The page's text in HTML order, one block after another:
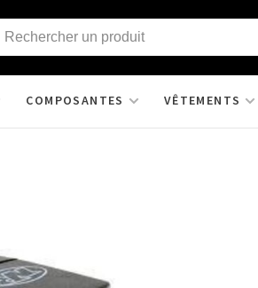
COMPOSANTES VÊTEMENTS